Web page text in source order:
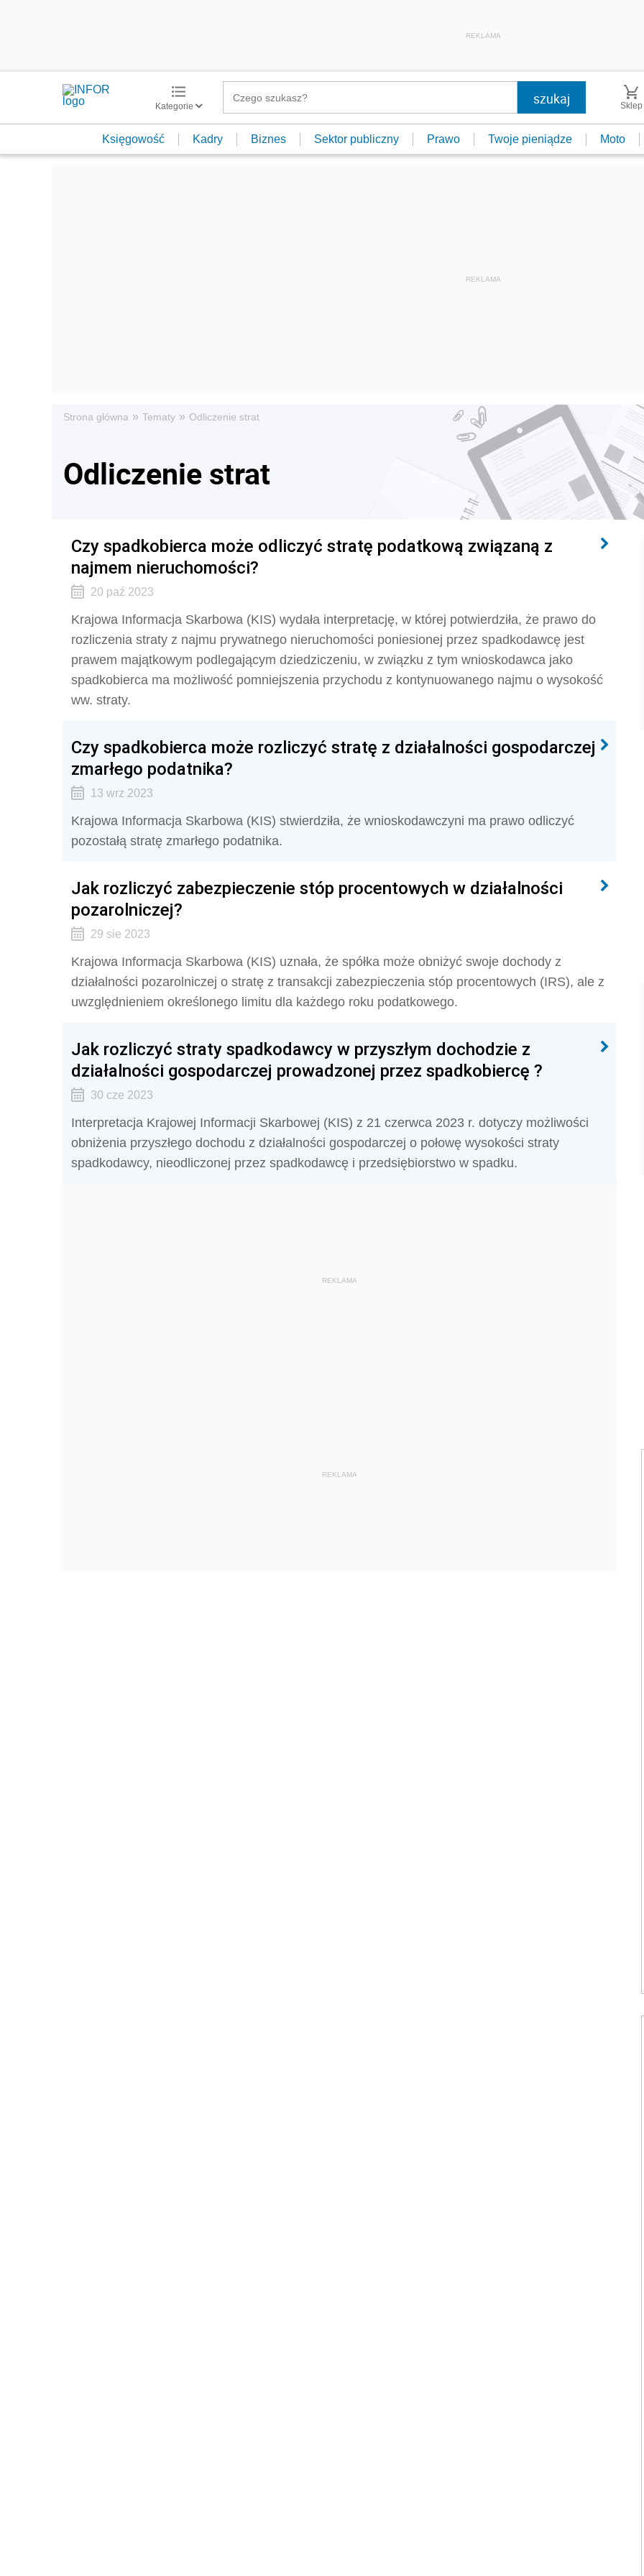
REKLAMA
Kategorie Sklep
Księgowość Kadry Biznes Sektor publiczny Prawo Twoje pieniądze Moto
Strona główna » Tematy » Odliczenie strat
Odliczenie strat
Czy spadkobierca może odliczyć stratę podatkową związaną z
najmem nieruchomości?
20 paź 2023
Krajowa Informacja Skarbowa (KIS) wydała interpretację, w której potwierdziła, że prawo do
rozliczenia straty z najmu prywatnego nieruchomości poniesionej przez spadkodawcę jest
prawem majątkowym podlegającym dziedziczeniu, w związku z tym wnioskodawca jako
spadkobierca ma możliwość pomniejszenia przychodu z kontynuowanego najmu o wysokość
ww. straty.
Czy spadkobierca może rozliczyć stratę z działalności gospodarczej
zmarłego podatnika?
13 wrz 2023
Krajowa Informacja Skarbowa (KIS) stwierdziła, że wnioskodawczyni ma prawo odliczyć
pozostałą stratę zmarłego podatnika.
Jak rozliczyć zabezpieczenie stóp procentowych w działalności
pozarolniczej?
29 sie 2023
Krajowa Informacja Skarbowa (KIS) uznała, że spółka może obniżyć swoje dochody z
działalności pozarolniczej o stratę z transakcji zabezpieczenia stóp procentowych (IRS), ale z
uwzględnieniem określonego limitu dla każdego roku podatkowego.
Jak rozliczyć straty spadkodawcy w przyszłym dochodzie z
działalności gospodarczej prowadzonej przez spadkobiercę ?
30 cze 2023
Interpretacja Krajowej Informacji Skarbowej (KIS) z 21 czerwca 2023 r. dotyczy możliwości
obniżenia przyszłego dochodu z działalności gospodarczej o połowę wysokości straty
spadkodawcy, nieodliczonej przez spadkodawcę i przedsiębiorstwo w spadku.
REKLAMA
REKLAMA